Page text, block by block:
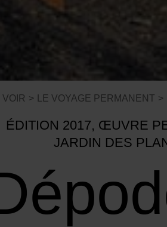
VOIR LE VOYAGE PERMANENT
ÉDITION 2017, ŒUVRE
JARDIN DES